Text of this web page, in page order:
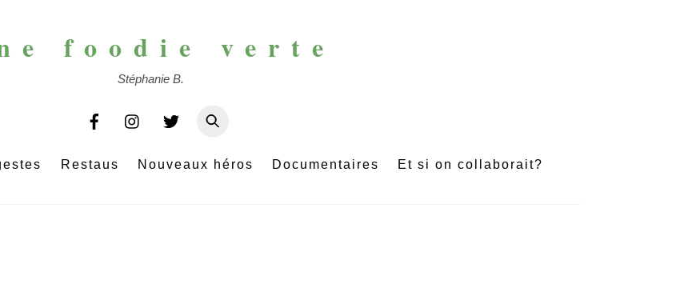
foodie verte
Stéphanie B.
Restaus Nouveaux héros Documentaires Et si on collaborait?